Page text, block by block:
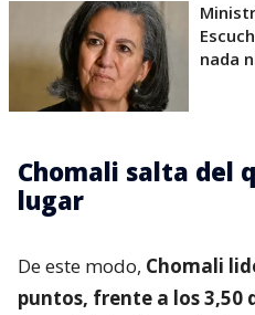
nada
Chomali salta del
lugar
De este modo, Chomali
puntos, frente a los 3,50